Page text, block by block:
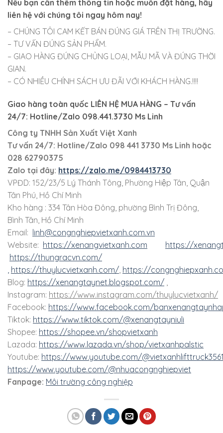
Nếu bạn cần thêm thông tin hoặc muốn đặt hàng, hãy
liên hệ với chúng tôi ngay hôm nay!
– CHÚNG TÔI CAM KẾT BÁN ĐÚNG GIÁ TRÊN THỊ TRƯỜNG.
– TƯ VẤN ĐÚNG SẢN PHẨM.
– GIAO HÀNG ĐÚNG CHỦNG LOẠI, MẪU MÃ VÀ ĐÚNG THỜI
GIAN.
– CÓ NHIỀU CHÍNH SÁCH ƯU ĐÃI VỚI KHÁCH HÀNG.!!!!
Giao hàng toàn quốc LIÊN HỆ MUA HÀNG – Tư vấn
24/7: Hotline/Zalo 098.441.3730 Ms Linh
Công ty TNHH Sản Xuất Việt Xanh
Tư vấn 24/7: Hotline/Zalo 098 441 3730 Ms Linh hoặc
028 62790375
Zalo tại đây: https://zalo.me/0984413730
VPĐD: 152/23/5 Lý Thánh Tông, Phường Hiệp Tân, Quận
Tân Phú, Hồ Chí Minh
Kho hàng : 334 Tân Hòa Đông, phường Bình Trị Đông,
Bình Tân, Hồ Chí Minh
Email: linh@congnghiepvietxanh.com.vn
Website: https://xenangvietxanh.com
https://
https://thungracvn.com/
https://thuylucvietxanh.com/ https://
Blog: https://xenangtaynet.blogspot.com/
Instagram: https://www.instagram.com/thuylucvietxanh/
Facebook: https://www.facebook.com/
Tiktok: https://www.tiktok.com/@xenangtayniuli
Shopee: https://shopee.vn/shopvietxanh
Lazada: https://www.lazada.vn/shop/vietxanhpalstic
Youtube: https://www.youtube.com/
https://www.youtube.com/@nhuacongnghiepviet
Fanpage: Môi trường công nghiệp